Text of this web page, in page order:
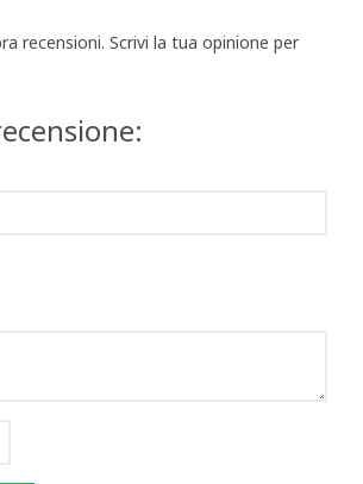
recensioni. Scrivi la tua opinione per